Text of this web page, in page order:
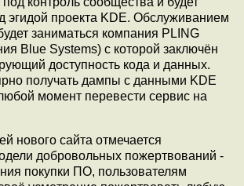
эгидой проекта KDE. Обслуживанием
заниматься компания PLING
Blue Systems) с которой заключён
доступность кода и данных.
получать дампы с данными KDE
момент перевести сервис на
нового сайта отмечается
добровольных пожертвований -
покупки ПО, пользователям